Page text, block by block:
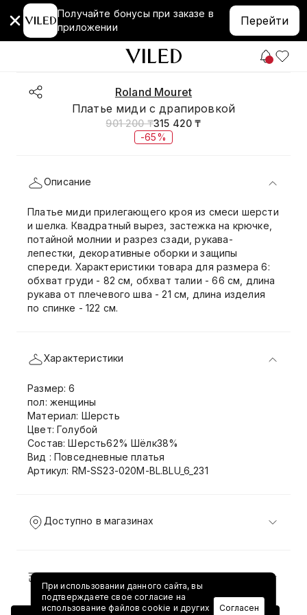
Получайте бонусы при заказе в
приложении
Перейти
Roland Mouret
Платье миди с драпировкой
901 200 ₸315 420 ₸
-65%
Описание
Платье миди прилегающего кроя из смеси шерсти
и шелка. Квадратный вырез, застежка на крючке,
потайной молнии и разрез сзади, рукава-
лепестки, декоративные оборки и защипы
спереди. Характеристики товара для размера 6:
обхват груди - 82 см, обхват талии - 66 см, длина
рукава от плечевого шва - 21 см, длина изделия
по спинке - 122 см.
Характеристики
Размер: 6
пол: женщины
Материал: Шерсть
Цвет: Голубой
Состав: Шерсть62% Шёлк38%
Вид : Повседневные платья
Артикул: RM-SS23-020M-BL.BLU_6_231
Доступно в магазинах
Доставка и возврат
При использовании данного сайта, вы
подтверждаете свое согласие на
использование файлов cookie и других
Согласен